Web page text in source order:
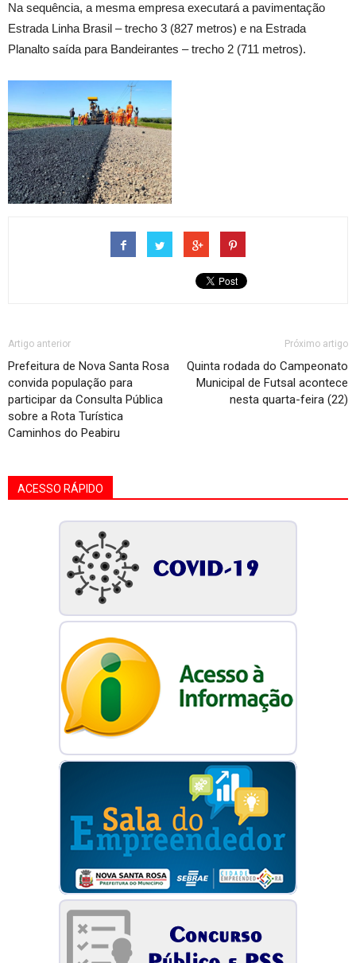
Na sequência, a mesma empresa executará a pavimentação
Estrada Linha Brasil – trecho 3 (827 metros) e na Estrada
Planalto saída para Bandeirantes – trecho 2 (711 metros).
Artigo anterior
Prefeitura de Nova Santa Rosa
convida população para
participar da Consulta Pública
sobre a Rota Turística
Caminhos do Peabiru
Próximo artigo
Quinta rodada do Campeonato
Municipal de Futsal acontece
nesta quarta-feira (22)
ACESSO RÁPIDO